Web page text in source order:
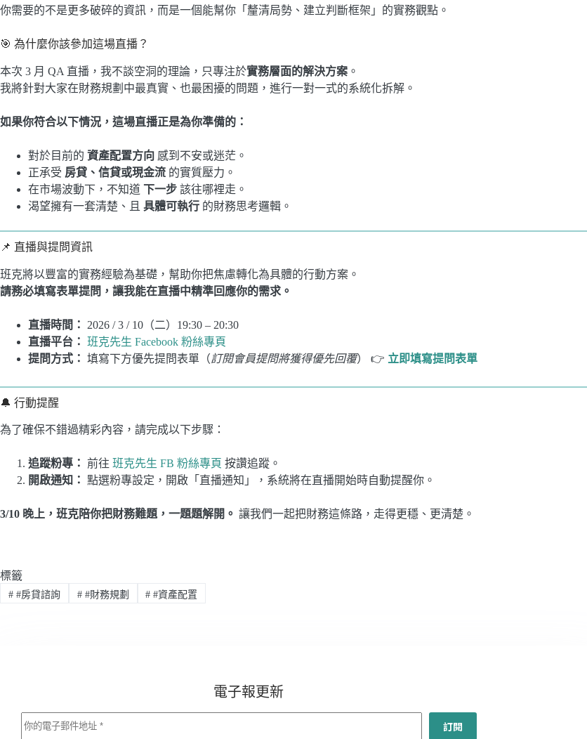
你需要的不是更多破碎的資訊，而是一個能幫你「釐清局勢、建立判斷框架」的實務觀點。
🎯 為什麼你該參加這場直播？
本次 3 月 QA 直播，我不談空洞的理論，只專注於實務層面的解決方案 。
我將針對大家在財務規劃中最真實、也最困擾的問題，進行一對一式的系統化拆解。
如果你符合以下情況，這場直播正是為你準備的：
對於目前的 資產配置方向 感到不安或迷茫。
正承受 房貸、信貸或現金流 的實質壓力。
在市場波動下，不知道 下一步 該往哪裡走。
渴望擁有一套清楚、且 具體可執行 的財務思考邏輯。
📌 直播與提問資訊
班克將以豐富的實務經驗為基礎，幫助你把焦慮轉化為具體的行動方案。
請務必填寫表單提問，讓我能在直播中精準回應你的需求。
直播時間：
2026 / 3 / 10（二）19:30 – 20:30
直播平台：
班克先生 Facebook 粉絲專頁
提問方式： 填寫下方優先提問表單（訂閱會員提問將獲得優先回覆） 👉 立即填寫提問表單
🔔 行動提醒
為了確保不錯過精彩內容，請完成以下步驟：
追蹤粉專： 前往 班克先生 FB 粉絲專頁 按讚追蹤。
開啟通知： 點選粉專設定，開啟「直播通知」，系統將在直播開始時自動提醒你。
3/10 晚上，班克陪你把財務難題，一題題解開。 讓我們一起把財務這條路，走得更穩、更清楚。
標籤
##房貸諮詢 ##財務規劃 # #資產配置
電子報更新
訂閱